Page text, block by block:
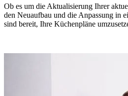
Ob es um die Aktualisierung Ihrer
den Neuaufbau und die Anpassung in
sind bereit, Ihre Küchenpläne